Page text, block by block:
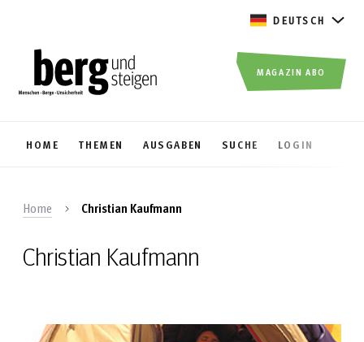
DEUTSCH
HOME THEMEN AUSGABEN SUCHE LOGIN
MAGAZIN ABO
Home Christian Kaufmann
Christian Kaufmann